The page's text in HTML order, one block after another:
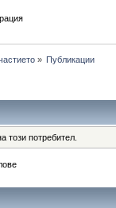
» Публикации
този потребител.